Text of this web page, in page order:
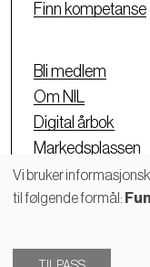
Finn kompetanse
Bli medlem
Om NIL
Digital årbok
Markedsplassen
Bruk
av
Vi bruker
til følgende formål: